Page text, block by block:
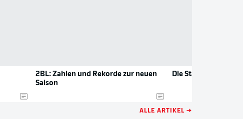
2BL: Zahlen und Rekorde zur neuen
Saison
Die Stars der 2.
ALLE ARTIKEL →